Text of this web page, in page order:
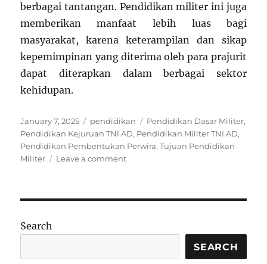
berbagai tantangan. Pendidikan militer ini juga
memberikan manfaat lebih luas bagi
masyarakat, karena keterampilan dan sikap
kepemimpinan yang diterima oleh para prajurit
dapat diterapkan dalam berbagai sektor
kehidupan.
Posted
on
January 7, 2025 Categories
pendidikan Tags
Pendidikan Dasar Militer,
Pendidikan Kejuruan TNI AD, Pendidikan Militer TNI AD,
Pendidikan Pembentukan Perwira,Tujuan Pendidikan
Militer
Leave a commenton
Kekuatan
Kedisiplinan
Search
SEARCH